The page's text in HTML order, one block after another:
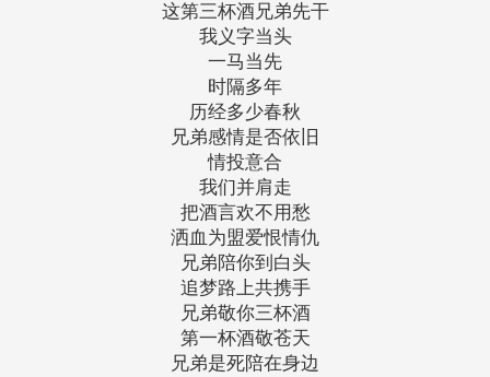
这第三杯酒兄弟先干
我义字当头
一马当先
时隔多年
历经多少春秋
兄弟感情是否依旧
情投意合
我们并肩走
把酒言欢不用愁
洒血为盟爱恨情仇
兄弟陪你到白头
追梦路上共携手
兄弟敬你三杯酒
第一杯酒敬苍天
兄弟是死陪在身边